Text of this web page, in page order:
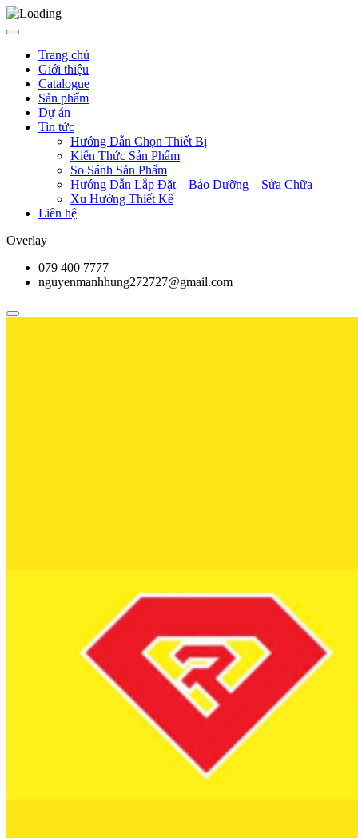
Trang chủ
Giới thiệu
Catalogue
Sản phẩm
Dự án
Tin tức
Hướng Dẫn Chọn Thiết Bị
Kiến Thức Sản Phẩm
So Sánh Sản Phẩm
Hướng Dẫn Lắp Đặt – Bảo Dưỡng – Sửa Chữa
Xu Hướng Thiết Kế
Liên hệ
Overlay
079 400 7777
nguyenmanhhung272727@gmail.com